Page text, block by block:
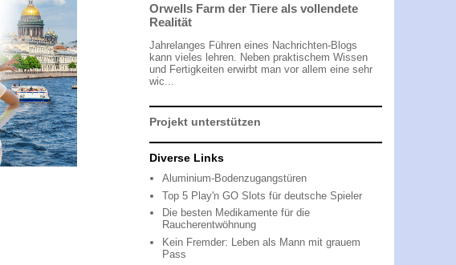
Orwells Farm der Tiere als vollendete
Realität
Jahrelanges Führen eines Nachrichten-Blogs
kann vieles lehren. Neben praktischem Wissen
und Fertigkeiten erwirbt man vor allem eine sehr
wic...
Projekt unterstützen
Diverse Links
Aluminium-Bodenzugangstüren
Top 5 Play'n GO Slots für deutsche Spieler
Die besten Medikamente für die
Raucherentwöhnung
Kein Fremder: Leben als Mann mit grauem
Pass